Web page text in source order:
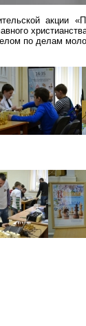
акции
по делам